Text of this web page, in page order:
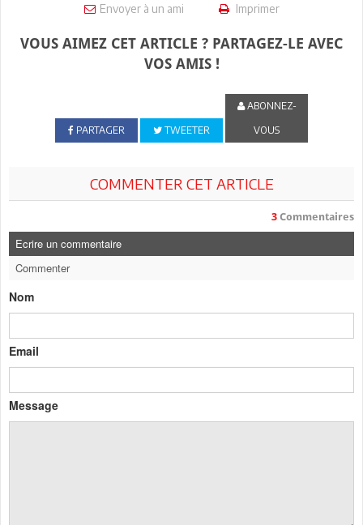
Envoyer à un ami Imprimer
VOUS AIMEZ CET ARTICLE ? PARTAGEZ-LE AVEC
VOS AMIS !
PARTAGER TWEETER
ABONNEZ-
VOUS
COMMENTER CET ARTICLE
3 Commentaires
Ecrire un commentaire
Commenter
Nom
Email
Message